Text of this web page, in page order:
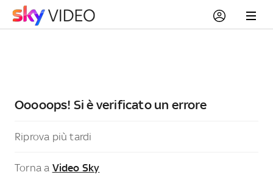
Ooooops! Si è verificato un errore
Riprova più tardi
Torna a Video Sky